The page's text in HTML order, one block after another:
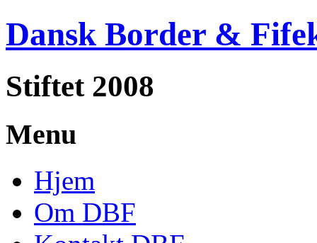
Dansk Border &
Stiftet 2008
Menu
Hjem
Om DBF